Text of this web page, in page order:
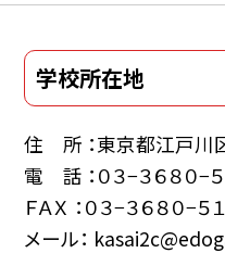
学校所在地
住 所 ：東京都江戸川
電 話 ：０３−３６８０−５
ＦＡＸ ：０３−３６８０−５
メール：